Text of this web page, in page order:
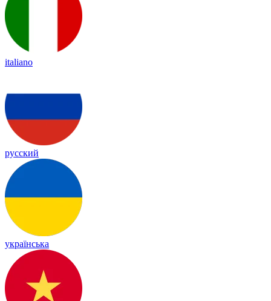
italiano
русский
українська